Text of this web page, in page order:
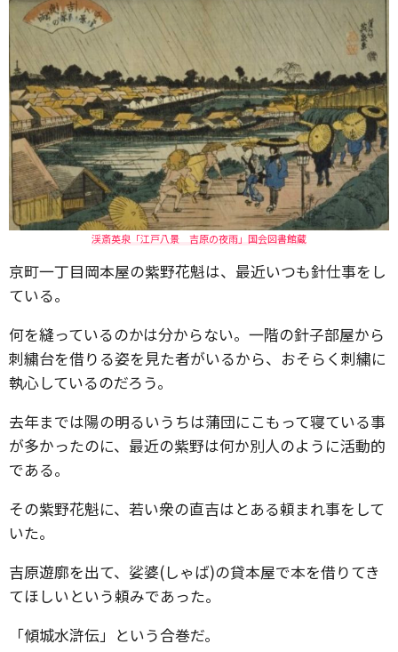
渓斎英泉「江戸八景 吉原の夜雨」国会図書館蔵
京町一丁目岡本屋の紫野花魁は、最近いつも針仕事をし
ている。
何を縫っているのかは分からない。一階の針子部屋から
刺繍台を借りる姿を見た者がいるから、おそらく刺繍に
執心しているのだろう。
去年までは陽の明るいうちは蒲団にこもって寝ている事
が多かったのに、最近の紫野は何か別人のように活動的
である。
その紫野花魁に、若い衆の直吉はとある頼まれ事をして
いた。
吉原遊廓を出て、娑婆(しゃば)の貸本屋で本を借りてき
てほしいという頼みであった。
「傾城水滸伝」という合巻だ。